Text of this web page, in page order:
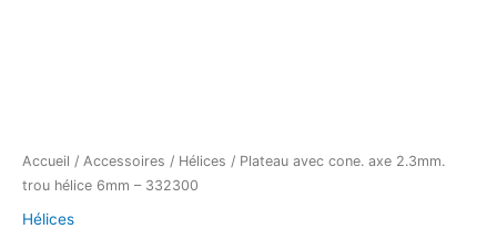
Accueil / Accessoires / Hélices / Plateau avec cone. axe 2.3mm.
trou hélice 6mm – 332300
Hélices